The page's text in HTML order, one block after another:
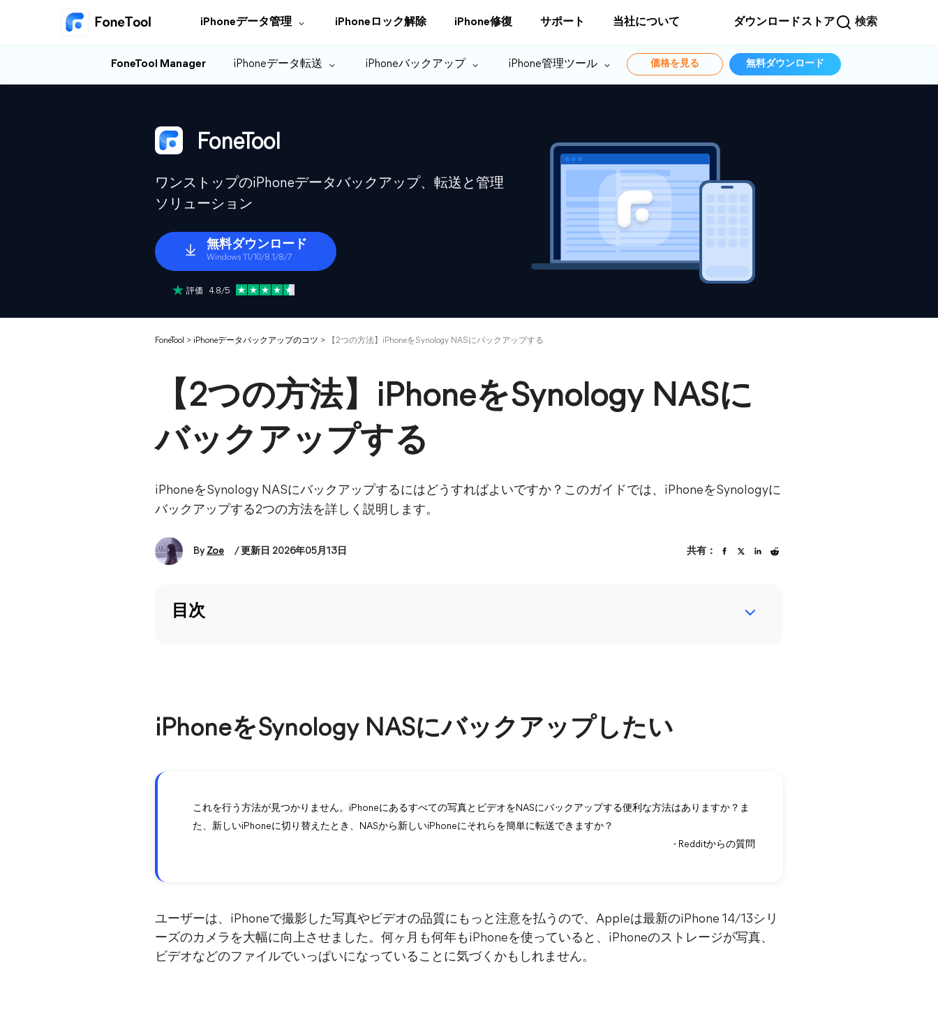
iPhoneデータ管理 iPhoneロック解除 iPhone修復 サポート 当社について ダウンロード ストア 検索
FoneTool Manager iPhoneデータ転送 iPhoneバックアップ iPhone管理ツール 価格を見る 無料ダウンロード
FoneTool
ワンストップのiPhoneデータバックアップ、転送と管理
ソリューション
無料ダウンロード
Windows 11/10/8.1/8/7
評価 4.8/5
FoneTool > iPhoneデータバックアップのコツ > 【2つの方法】iPhoneをSynology NASにバックアップする
【2つの方法】iPhoneをSynology NASに
バックアップする
iPhoneをSynology NASにバックアップするにはどうすればよいですか？このガイドでは、iPhoneをSynologyに
バックアップする2つの方法を詳しく説明します。
By Zoe / 更新日 2026年05月13日 共有：
目次
iPhoneをSynology NASにバックアップしたい
これを行う方法が見つかりません。iPhoneにあるすべての写真とビデオをNASにバックアップする便利な方法はありますか？ま
た、新しいiPhoneに切り替えたとき、NASから新しいiPhoneにそれらを簡単に転送できますか？
- Redditからの質問
ユーザーは、iPhoneで撮影した写真やビデオの品質にもっと注意を払うので、Appleは最新のiPhone 14/13シリ
ーズのカメラを大幅に向上させました。何ヶ月も何年もiPhoneを使っていると、iPhoneのストレージが写真、
ビデオなどのファイルでいっぱいになっていることに気づくかもしれません。